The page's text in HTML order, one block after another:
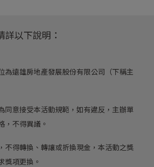
以下說明：
為遠雄房地產發展股份有限公司（下稱主
同意接受本活動規範，如有違反，主辦單
，不得異議。
不得轉換、轉讓或折換現金，本活動之獎
獎項更換。